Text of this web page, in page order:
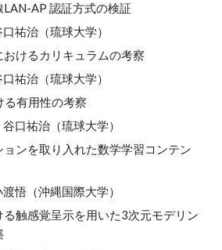
AP 認証方式の検証
祐治（琉球大学）
けるカリキュラムの考察
祐治（琉球大学）
る有用性の考察
口祐治（琉球大学）
ンを取り入れた数学学習コンテン
悟（沖縄国際大学）
触感覚呈示を用いた3次元モデリン